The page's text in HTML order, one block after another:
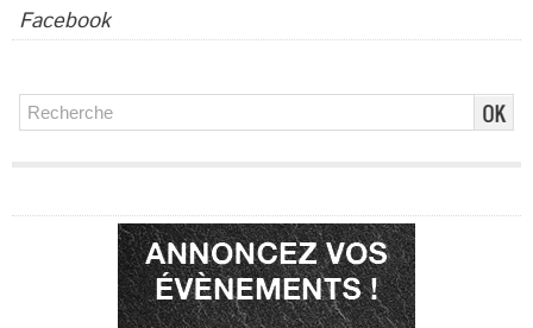
Facebook